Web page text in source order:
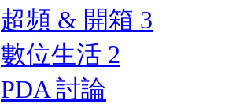
超頻 & 開箱 3
數位生活 2
PDA 討論